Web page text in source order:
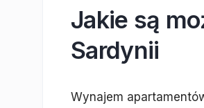
Jakie są
Sardynii
Wynajem